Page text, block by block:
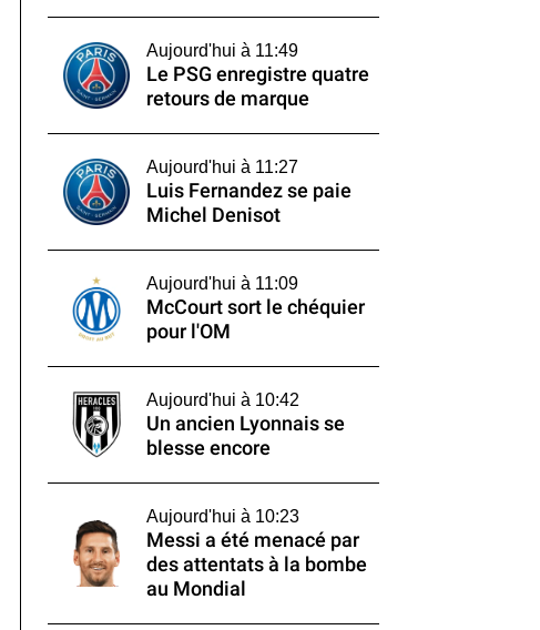
Aujourd'hui à 11:49
Le PSG enregistre quatre
retours de marque
Aujourd'hui à 11:27
Luis Fernandez se paie
Michel Denisot
Aujourd'hui à 11:09
McCourt sort le chéquier
pour l'OM
Aujourd'hui à 10:42
Un ancien Lyonnais se
blesse encore
Aujourd'hui à 10:23
Messi a été menacé par
des attentats à la bombe
au Mondial